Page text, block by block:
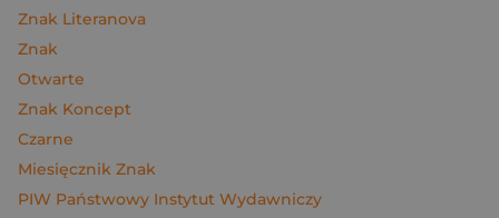
Znak Literanova
Znak
Otwarte
Znak Koncept
Czarne
Miesięcznik Znak
PIW Państwowy Instytut Wydawniczy